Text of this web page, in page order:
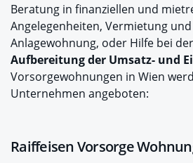
Beratung in finanziellen und
Angelegenheiten, Vermietung
Anlagewohnung, oder Hilfe bei der
Aufbereitung der Umsatz- und
Vorsorgewohnungen in Wien
Unternehmen angeboten:
Raiffeisen Vorsorge